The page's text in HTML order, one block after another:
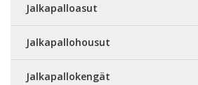
Jalkapalloasut
Jalkapallohousut
Jalkapallokengät